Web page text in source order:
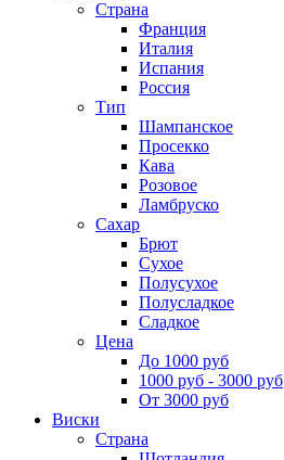
Страна
Франция
Италия
Испания
Россия
Тип
Шампанское
Просекко
Кава
Розовое
Ламбруско
Сахар
Брют
Сухое
Полусухое
Полусладкое
Сладкое
Цена
До 1000 руб
1000 руб - 3000 руб
От 3000 руб
Виски
Страна